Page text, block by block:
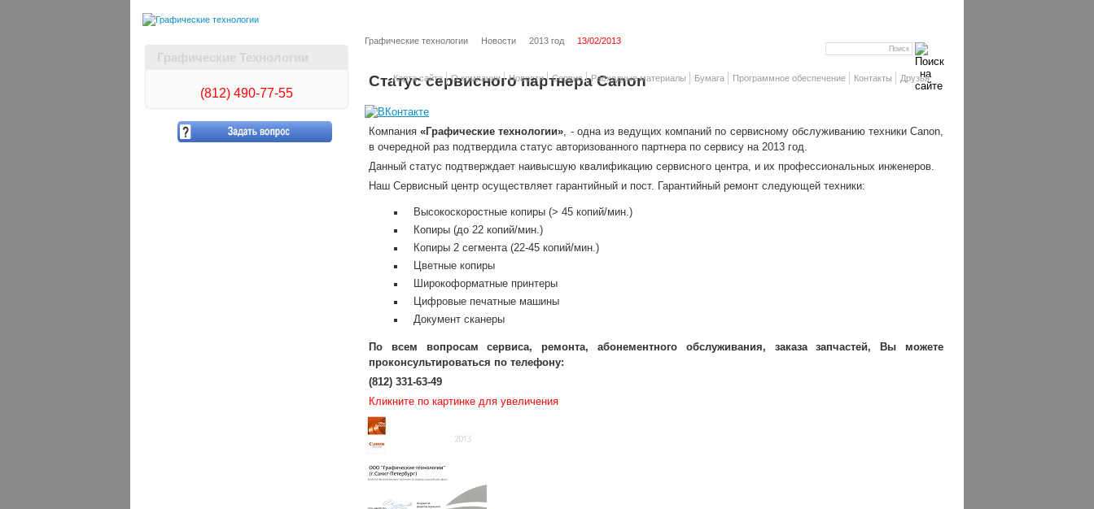
Карта сайта О компании Новости Сервис Расходные материалы Бумага Программное обеспечение Контакты Друзья
Графические Технологии
(812) 490-77-55
Графические технологии Новости 2013 год 13/02/2013
Статус сервисного партнера Canon
Компания«Графические технологии», - одна из ведущих компаний по сервисному обслуживанию техники Canon,
в очередной раз подтвердила статус авторизованного партнера по сервису на 2013 год.
Данный статус подтверждает наивысшую квалификацию сервисного центра, и их профессиональных инженеров.
Наш Сервисный центр осуществляет гарантийный и пост. Гарантийный ремонт следующей техники:
Высокоскоростные копиры (> 45 копий/мин.)
Копиры (до 22 копий/мин.)
Копиры 2 сегмента (22-45 копий/мин.)
Цветные копиры
Широкоформатные принтеры
Цифровые печатные машины
Документ сканеры
По всем вопросам сервиса, ремонта, абонементного обслуживания, заказа запчастей, Вы можете
проконсультироваться по телефону:
(812) 331-63-49
Кликните по картинке для увеличения